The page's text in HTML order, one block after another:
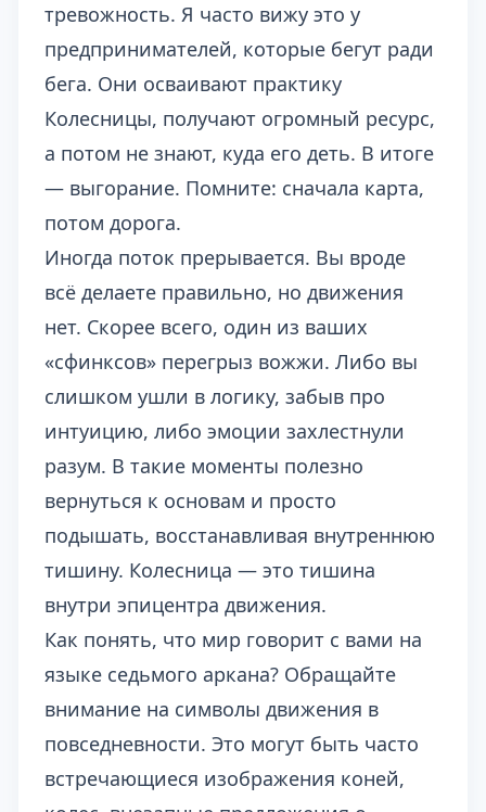
тревожность. Я часто вижу это у
предпринимателей, которые бегут ради
бега. Они осваивают практику
Колесницы, получают огромный ресурс,
а потом не знают, куда его деть. В итоге
— выгорание. Помните: сначала карта,
потом дорога.
Иногда поток прерывается. Вы вроде
всё делаете правильно, но движения
нет. Скорее всего, один из ваших
«сфинксов» перегрыз вожжи. Либо вы
слишком ушли в логику, забыв про
интуицию, либо эмоции захлестнули
разум. В такие моменты полезно
вернуться к основам и просто
подышать, восстанавливая внутреннюю
тишину. Колесница — это тишина
внутри эпицентра движения.
Как понять, что мир говорит с вами на
языке седьмого аркана? Обращайте
внимание на символы движения в
повседневности. Это могут быть часто
встречающиеся изображения коней,